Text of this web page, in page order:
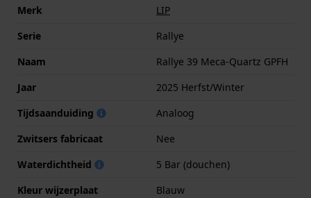
Merk
LIP
Serie
Rallye
Naam
Rallye 39 Meca-Quartz GPFH
Jaar
2025 Herfst/Winter
Tijdsaanduiding
Analoog
Zwitsers fabricaat
Nee
Waterdichtheid
5 Bar (douchen)
Kleur wijzerplaat
Blauw